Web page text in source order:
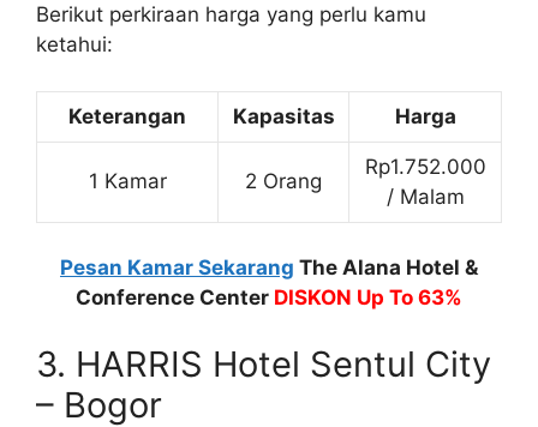
Berikut perkiraan harga yang perlu kamu
ketahui:
Keterangan Kapasitas Harga
1 Kamar 2 Orang
Rp1.752.000
/ Malam
Pesan Kamar Sekarang The Alana Hotel &
Conference Center DISKON Up To 63%
3. HARRIS Hotel Sentul City
– Bogor